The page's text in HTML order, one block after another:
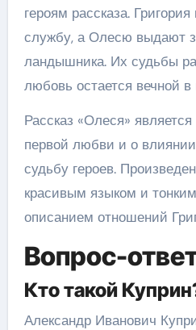
героям рассказа.
службу, а Олесю выдают
ландышника. Их судьбы
любовь остается вечной в
Рассказ «Олеся»
первой любви и о
судьбу героев.
красивым языком и
описанием отношений
Вопрос-
Кто такой
Александр Иванович